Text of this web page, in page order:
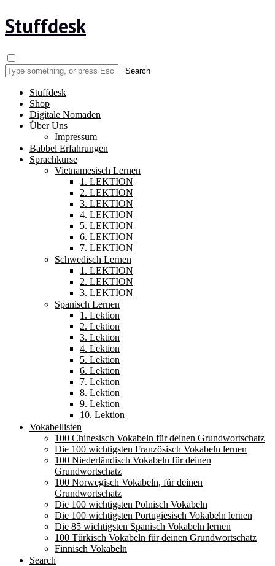
Stuffdesk
Stuffdesk
Shop
Digitale Nomaden
Über Uns
Impressum
Babbel Erfahrungen
Sprachkurse
Vietnamesisch Lernen
1. LEKTION
2. LEKTION
3. LEKTION
4. LEKTION
5. LEKTION
6. LEKTION
7. LEKTION
Schwedisch Lernen
1. LEKTION
2. LEKTION
3. LEKTION
Spanisch Lernen
1. Lektion
2. Lektion
3. Lektion
4. Lektion
5. Lektion
6. Lektion
7. Lektion
8. Lektion
9. Lektion
10. Lektion
Vokabellisten
100 Chinesisch Vokabeln für deinen Grundwortschatz
Die 100 wichtigsten Französisch Vokabeln lernen
100 Niederländisch Vokabeln für deinen
Grundwortschatz
100 Norwegisch Vokabeln, für deinen
Grundwortschatz
Die 100 wichtigsten Polnisch Vokabeln
Die 100 wichtigsten Portugiesisch Vokabeln lernen
Die 85 wichtigsten Spanisch Vokabeln lernen
100 Türkisch Vokabeln für deinen Grundwortschatz
Finnisch Vokabeln
Search